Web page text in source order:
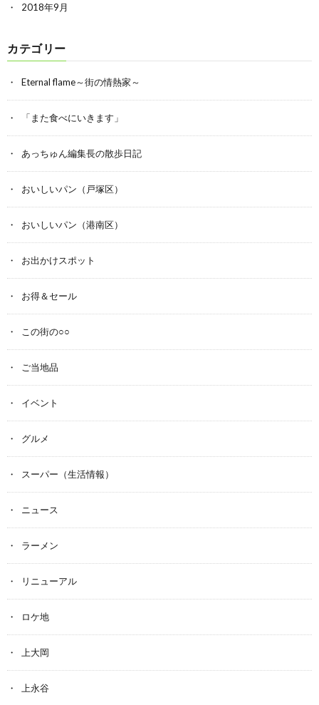
2018年9月
カテゴリー
Eternal flame～街の情熱家～
「また食べにいきます」
あっちゅん編集長の散歩日記
おいしいパン（戸塚区）
おいしいパン（港南区）
お出かけスポット
お得＆セール
この街の○○
ご当地品
イベント
グルメ
スーパー（生活情報）
ニュース
ラーメン
リニューアル
ロケ地
上大岡
上永谷